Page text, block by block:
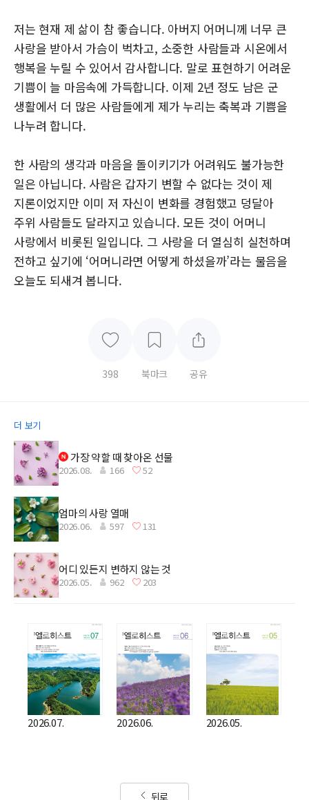
저는 현재 제 삶이 참 좋습니다. 아버지 어머니께 너무 큰
사랑을 받아서 가슴이 벅차고, 소중한 사람들과 시온에서
행복을 누릴 수 있어서 감사합니다. 말로 표현하기 어려운
기쁨이 늘 마음속에 가득합니다. 이제 2년 정도 남은 군
생활에서 더 많은 사람들에게 제가 누리는 축복과 기쁨을
나누려 합니다.
한 사람의 생각과 마음을 돌이키기가 어려워도 불가능한
일은 아닙니다. 사람은 갑자기 변할 수 없다는 것이 제
지론이었지만 이미 저 자신이 변화를 경험했고 덩달아
주위 사람들도 달라지고 있습니다. 모든 것이 어머니
사랑에서 비롯된 일입니다. 그 사랑을 더 열심히 실천하며
전하고 싶기에 ‘어머니라면 어떻게 하셨을까’라는 물음을
오늘도 되새겨 봅니다.
398 북마크 공유
더 보기
가장 약할 때 찾아온 선물
2026.08. 166 52
엄마의 사랑 열매
2026.06. 597 131
어디 있든지 변하지 않는 것
2026.05. 962 203
2026.07. 2026.06. 2026.05.
뒤로